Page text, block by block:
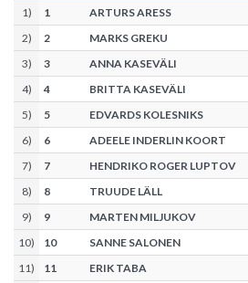
1) 1
ARTURS ARESS
2) 2
MARKS GREKU
3) 3
ANNA KASEVÄLI
4) 4
BRITTA KASEVÄLI
5) 5
EDVARDS KOLESNIKS
6) 6
ADEELE INDERLIN KOORT
7) 7
HENDRIKO ROGER LUPTOV
8) 8
TRUUDE LÄLL
9) 9
MARTEN MILJUKOV
10) 10
SANNE SALONEN
11) 11
ERIK TABA